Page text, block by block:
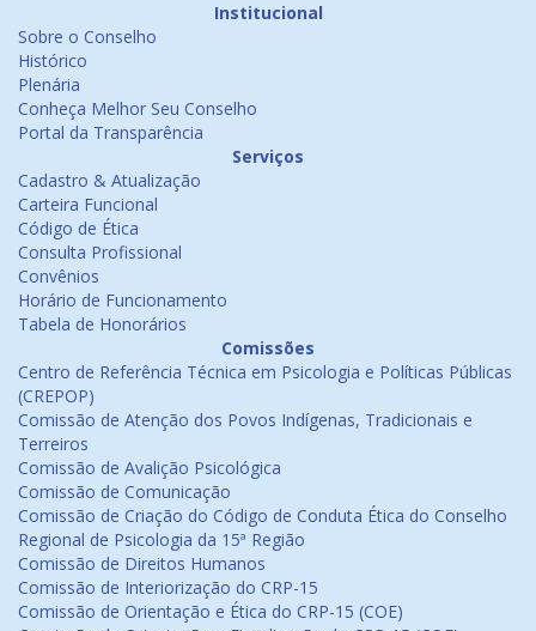
Institucional
Sobre o Conselho
Histórico
Plenária
Conheça Melhor Seu Conselho
Portal da Transparência
Serviços
Cadastro & Atualização
Carteira Funcional
Código de Ética
Consulta Profissional
Convênios
Horário de Funcionamento
Tabela de Honorários
Comissões
Centro de Referência Técnica em Psicologia e Políticas Públicas
(CREPOP)
Comissão de Atenção dos Povos Indígenas, Tradicionais e
Terreiros
Comissão de Avalição Psicológica
Comissão de Comunicação
Comissão de Criação do Código de Conduta Ética do Conselho
Regional de Psicologia da 15ª Região
Comissão de Direitos Humanos
Comissão de Interiorização do CRP-15
Comissão de Orientação e Ética do CRP-15 (COE)